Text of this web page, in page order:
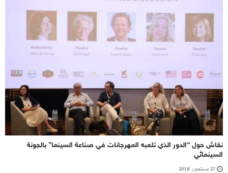
نقاش حول “الدور الذي تلعبه المهرجانات في صناعة السينما” بالجونة
السينمائي
27 سبتمبر، 2018